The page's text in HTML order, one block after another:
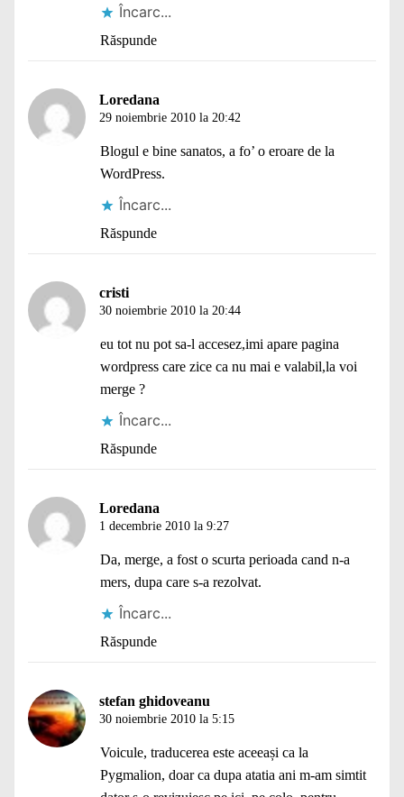
Încarc...
Răspunde
Loredana
29 noiembrie 2010 la 20:42
Blogul e bine sanatos, a fo’ o eroare de la
WordPress.
Încarc...
Răspunde
cristi
30 noiembrie 2010 la 20:44
eu tot nu pot sa-l accesez,imi apare pagina
wordpress care zice ca nu mai e valabil,la voi
merge ?
Încarc...
Răspunde
Loredana
1 decembrie 2010 la 9:27
Da, merge, a fost o scurta perioada cand n-a
mers, dupa care s-a rezolvat.
Încarc...
Răspunde
stefan ghidoveanu
30 noiembrie 2010 la 5:15
Voicule, traducerea este aceeași ca la
Pygmalion, doar ca dupa atatia ani m-am simtit